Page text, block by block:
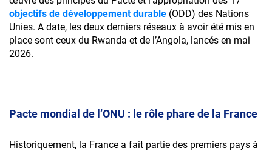
objectifs de développement durable (ODD) des Nations
Unies. A date, les deux derniers réseaux à avoir été mis en
place sont ceux du Rwanda et de l’Angola, lancés en mai
2026.
Pacte mondial de l’ONU : le rôle phare de la France
Historiquement, la France a fait partie des premiers pays à
Courant Positif
Pour télécharger le document, remplissez
le formulaire ci-dessous :